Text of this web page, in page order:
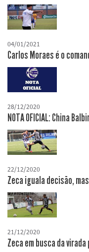
04/01/2021
Carlos Moraes é o
28/12/2020
NOTA OFICIAL: China
22/12/2020
Zeca iguala decisão,
21/12/2020
Zeca em busca da